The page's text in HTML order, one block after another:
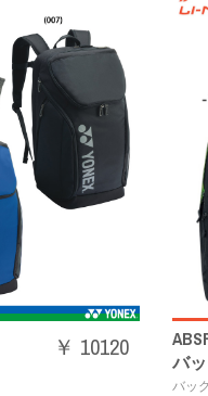
￥ 10120
バ
バッ